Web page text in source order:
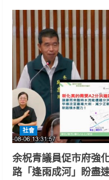
南
就
業
中
心
星
光
下
邀
您
一
起
點
亮
職
涯
新
契
機
社會
余柷青議員促市府強
路「逢雨成河」盼盡